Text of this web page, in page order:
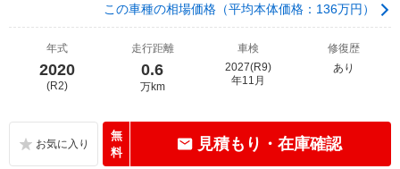
この車種の相場価格（平均本体価格：136万円）
年式
2020
(R2)
走行距離
0.6
万km
車検
2027(R9)
年11月
修復歴
あり
無
料
見積もり・在庫確認